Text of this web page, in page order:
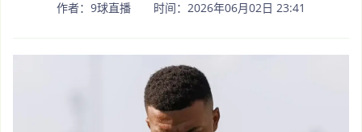
作者：9球直播 时间：2026年06月02日 23:41